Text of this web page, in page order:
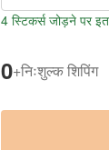
4 स्टिकर्स जोड़ने पर
0+निःशुल्क शिपिंग